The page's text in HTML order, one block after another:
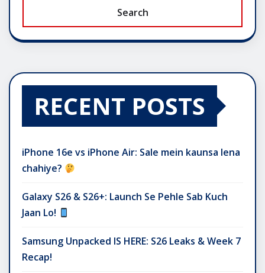
Search
RECENT POSTS
iPhone 16e vs iPhone Air: Sale mein kaunsa lena
chahiye?
Galaxy S26 & S26+: Launch Se Pehle Sab Kuch
Jaan Lo!
Samsung Unpacked IS HERE: S26 Leaks & Week 7
Recap!